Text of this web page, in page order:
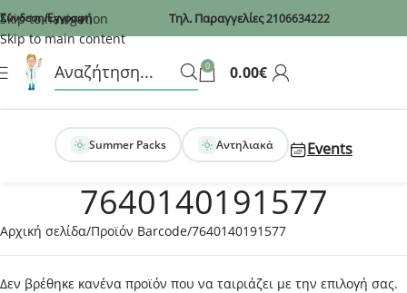
Recaptcha
Skip to navigation
Skip to main content
Σύνδεση/Εγγραφή Τηλ. Παραγγελίες2106634222
0 0.00€
Summer Packs Αντηλιακά Events
7640140191577
Αρχική σελίδα Προϊόν Barcode 7640140191577
Δεν βρέθηκε κανένα προϊόν που να ταιριάζει με την επιλογή σας.